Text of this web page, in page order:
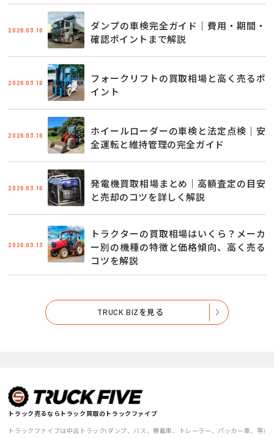
2026.03.16
ダンプの車検完全ガイド｜費用・期間・
確認ポイントまで解説
2026.03.16
フォークリフトの買取相場と高く売るポ
イント
2026.03.16
ホイールローダーの車検と法定点検｜安
全運転と維持管理の完全ガイド
2026.03.16
発電機買取相場まとめ｜高額査定の目安
と売却のコツを詳しく解説
2026.03.13
トラクターの買取相場はいくら？メーカ
ー別の機種の特徴と価格傾向、高く売る
コツを解説
TRUCK BIZを見る
トラック売るならトラック買取のトラックファイブ
トラックファイブは中古トラック(ダンプ、バス、積載車、トレーラー、パッカー車、等)